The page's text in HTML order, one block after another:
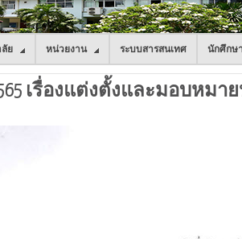
ย หน่วยงาน ระบบสารสนเทศ นักศึกษ
เรื่องแต่งตั้งและมอบหม